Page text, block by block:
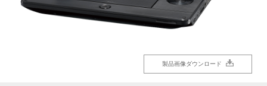
製品画像ダウンロード
製品画像ダウンロード